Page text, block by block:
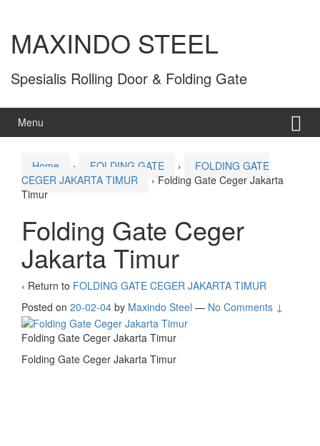
MAXINDO STEEL
Spesialis Rolling Door & Folding Gate
Menu
Home › FOLDING GATE ›
FOLDING GATE
CEGER JAKARTA TIMUR
› Folding Gate Ceger Jakarta
Timur
Folding Gate Ceger
Jakarta Timur
‹ Return to FOLDING GATE CEGER JAKARTA TIMUR
Posted on 20-02-04 by Maxindo Steel — No Comments ↓
Folding Gate Ceger Jakarta Timur
Folding Gate Ceger Jakarta Timur